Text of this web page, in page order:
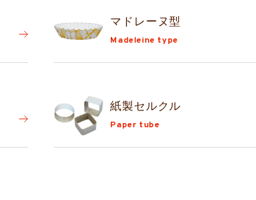
マドレーヌ型
Madeleine type
紙製セルクル
Paper tube